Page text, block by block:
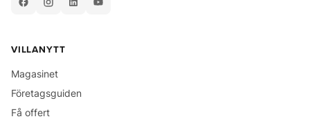
VILLANYTT
Magasinet
Företagsguiden
Få offert